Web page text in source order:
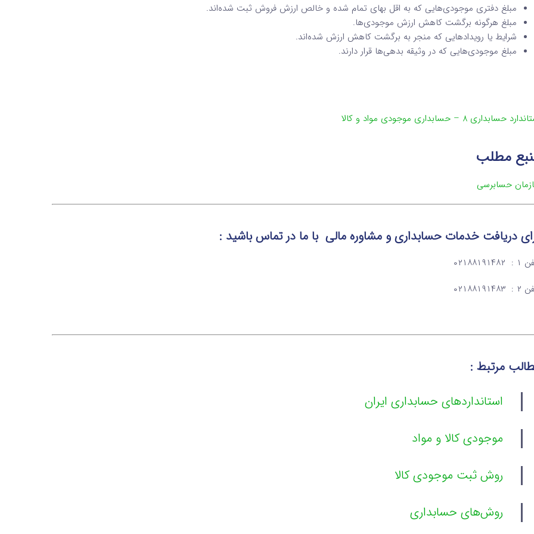
مبلغ دفتری موجودی‌هایی که به اقل بهای تمام شده و خالص ارزش فروش ثبت شده‌اند.
مبلغ هرگونه برگشت کاهش ارزش موجودی‌ها.
شرایط یا رویدادهایی که منجر به برگشت کاهش ارزش شده‌اند.
مبلغ موجودی‌هایی که در وثیقه بدهی‌ها قرار دارند.
حسابداری 8 – حسابداری موجودی مواد و کالا
مطلب
حسابرسی
دریافت خدمات حسابداری و مشاوره مالی با ما در تماس باشید :
مرتبط :
استانداردهای حسابداری ایران
موجودی کالا و مواد
روش ثبت موجودی کالا
روش‌های حسابداری